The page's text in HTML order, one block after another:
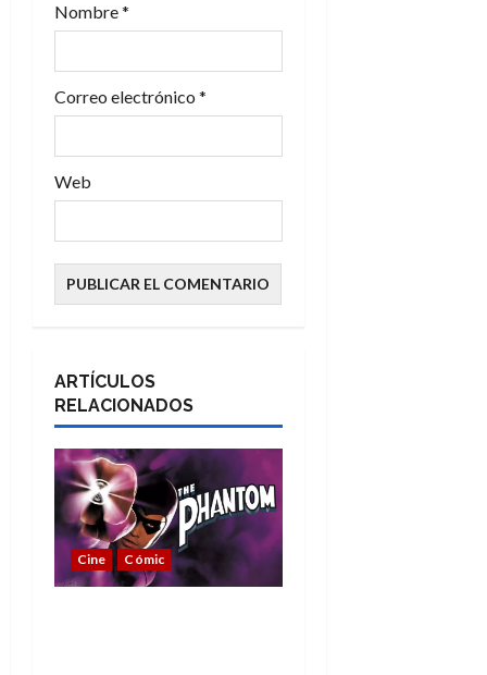
s
Nombre*
Correo electrónico *
Web
ARTÍCULOS
RELACIONADOS
Cine Cómic